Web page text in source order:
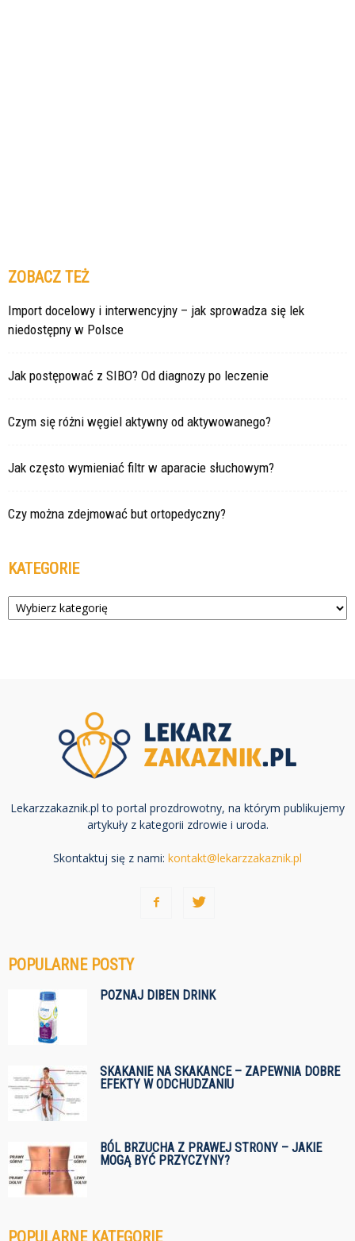
ZOBACZ TEŻ
Import docelowy i interwencyjny – jak sprowadza się lek
niedostępny w Polsce
Jak postępować z SIBO? Od diagnozy po leczenie
Czym się różni węgiel aktywny od aktywowanego?
Jak często wymieniać filtr w aparacie słuchowym?
Czy można zdejmować but ortopedyczny?
KATEGORIE
Kategorie
Lekarzzakaznik.pl to portal prozdrowotny, na którym publikujemy
artykuły z kategorii zdrowie i uroda.
Skontaktuj się z nami: kontakt@lekarzzakaznik.pl
POPULARNE POSTY
POZNAJ DIBEN DRINK
SKAKANIE NA SKAKANCE – ZAPEWNIA DOBRE
EFEKTY W ODCHUDZANIU
BÓL BRZUCHA Z PRAWEJ STRONY – JAKIE
MOGĄ BYĆ PRZYCZYNY?